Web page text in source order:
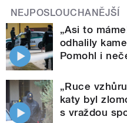
NEJPOSLOUCHANĚJŠÍ
„Asi to
odhalily
Pomohl i
„Ruce
katy byl
s vraždou